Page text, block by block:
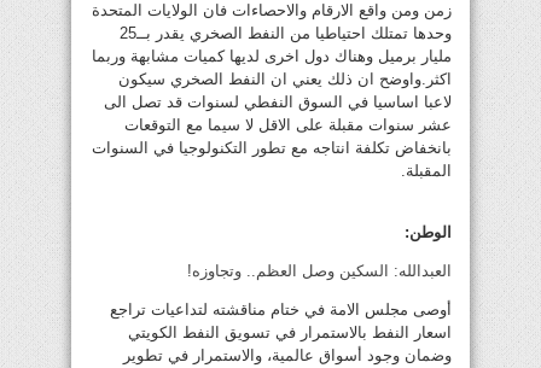
زمن ومن واقع الارقام والاحصاءات فان الولايات المتحدة
وحدها تمتلك احتياطيا من النفط الصخري يقدر بــ25
مليار برميل وهناك دول اخرى لديها كميات مشابهة وربما
اكثر.واوضح ان ذلك يعني ان النفط الصخري سيكون
لاعبا اساسيا في السوق النفطي لسنوات قد تصل الى
عشر سنوات مقبلة على الاقل لا سيما مع التوقعات
بانخفاض تكلفة انتاجه مع تطور التكنولوجيا في السنوات
المقبلة.
الوطن:
العبدالله: السكين وصل العظم.. وتجاوزه!
أوصى مجلس الامة في ختام مناقشته لتداعيات تراجع
اسعار النفط بالاستمرار في تسويق النفط الكويتي
وضمان وجود أسواق عالمية، والاستمرار في تطوير